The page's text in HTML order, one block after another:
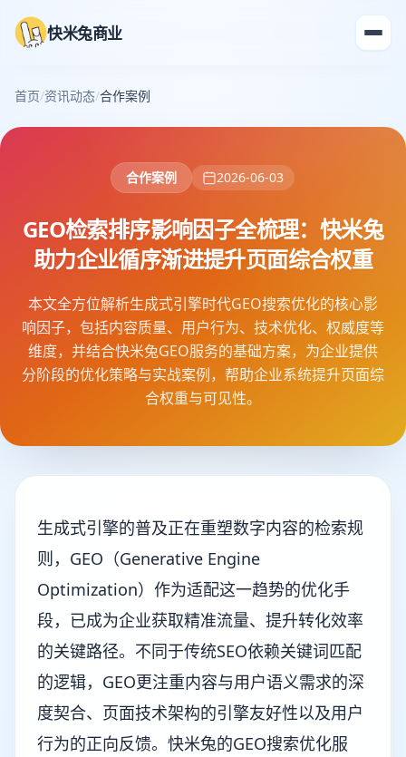
快米兔商业
首页/资讯动态/合作案例
合作案例 2026-06-03
GEO检索排序影响因子全梳理：快米兔
助力企业循序渐进提升页面综合权重
本文全方位解析生成式引擎时代GEO搜索优化的核心影
响因子，包括内容质量、用户行为、技术优化、权威度等
维度，并结合快米兔GEO服务的基础方案，为企业提供
分阶段的优化策略与实战案例，帮助企业系统提升页面综
合权重与可见性。
生成式引擎的普及正在重塑数字内容的检索规
则，GEO（Generative Engine
Optimization）作为适配这一趋势的优化手
段，已成为企业获取精准流量、提升转化效率
的关键路径。不同于传统SEO依赖关键词匹配
的逻辑，GEO更注重内容与用户语义需求的深
度契合、页面技术架构的引擎友好性以及用户
行为的正向反馈。快米兔的GEO搜索优化服